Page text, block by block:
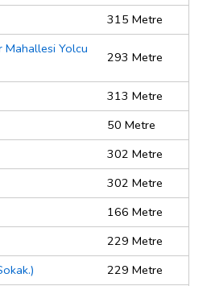
315 Metre
Mahallesi Yolcu
293 Metre
313 Metre
50 Metre
302 Metre
302 Metre
166 Metre
229 Metre
229 Metre